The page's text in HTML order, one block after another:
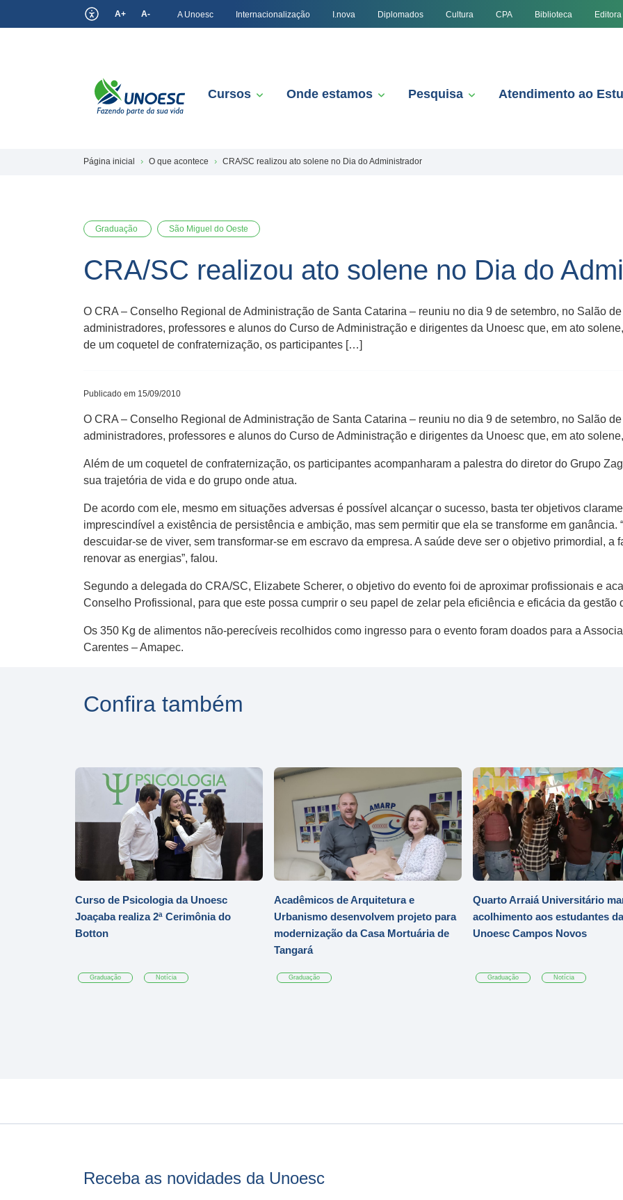
A+ A- A Unoesc Internacionalização I.nova Diplomados Cultura CPA Biblioteca Editora
Cursos Onde estamos Pesquisa Atendimento ao
Página inicial O que acontece CRA/SC realizou ato solene no Dia do Administrador
Graduação São Miguel do Oeste
CRA/SC realizou ato solene no Dia do
O CRA – Conselho Regional de Administração de Santa Catarina – reuniu no dia 9 de setembro, no Salão
administradores, professores e alunos do Curso de Administração e dirigentes da Unoesc que, em ato
de um coquetel de confraternização, os participantes […]
Publicado em 15/09/2010
O CRA – Conselho Regional de Administração de Santa Catarina – reuniu no dia 9 de setembro, no Salão
administradores, professores e alunos do Curso de Administração e dirigentes da Unoesc que, em ato
Além de um coquetel de confraternização, os participantes acompanharam a palestra do diretor do Grupo
sua trajetória de vida e do grupo onde atua.
De acordo com ele, mesmo em situações adversas é possível alcançar o sucesso, basta ter objetivos
imprescindível a existência de persistência e ambição, mas sem permitir que ela se transforme em ganância.
descuidar-se de viver, sem transformar-se em escravo da empresa. A saúde deve ser o objetivo primordial, a
renovar as energias”, falou.
Segundo a delegada do CRA/SC, Elizabete Scherer, o objetivo do evento foi de aproximar profissionais e
Conselho Profissional, para que este possa cumprir o seu papel de zelar pela eficiência e eficácia da gestão
Os 350 Kg de alimentos não-perecíveis recolhidos como ingresso para o evento foram doados para a
Carentes – Amapec.
Confira também
Curso de Psicologia da Unoesc
Joaçaba realiza 2ª Cerimônia do
Botton
Graduação Notícia
Acadêmicos de Arquitetura e
Urbanismo desenvolvem projeto para
modernização da Casa Mortuária de
Tangará
Graduação
Quarto Arraiá Universitário
acolhimento aos estudantes da
Unoesc Campos Novos
Graduação Notícia
Receba as novidades da Unoesc